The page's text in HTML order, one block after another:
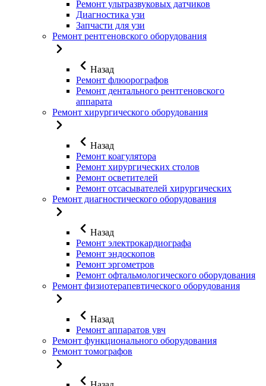
Ремонт ультразвуковых датчиков
Диагностика узи
Запчасти для узи
Ремонт рентгеновского оборудования
Назад
Ремонт флюорографов
Ремонт дентального рентгеновского
аппарата
Ремонт хирургического оборудования
Назад
Ремонт коагулятора
Ремонт хирургических столов
Ремонт осветителей
Ремонт отсасывателей хирургических
Ремонт диагностического оборудования
Назад
Ремонт электрокардиографа
Ремонт эндоскопов
Ремонт эргометров
Ремонт офтальмологического оборудования
Ремонт физиотерапевтического оборудования
Назад
Ремонт аппаратов увч
Ремонт функционального оборудования
Ремонт томографов